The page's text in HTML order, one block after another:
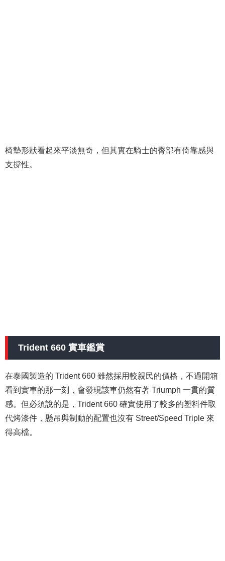
椅墊形狀看起來平淡無奇，但其實在騎士的臀部有倚靠感與
支撐性。
Trident 660 實車鑑賞
在泰國製造的 Trident 660 雖然採用較親民的價格，不過開箱
看到實車的那一刻，會發現該車仍然有著 Triumph 一貫的質
感。但必須說的是，Trident 660 確實使用了較多的塑料件取
代烤漆件，懸吊與制動的配置也沒有 Street/Speed Triple 來
得高檔。